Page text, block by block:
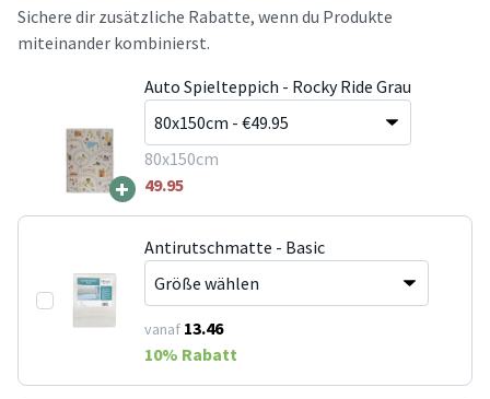
Sichere dir zusätzliche Rabatte, wenn du Produkte
miteinander kombinierst.
+
Auto Spielteppich - Rocky Ride Grau
80x150cm
49.95
Antirutschmatte - Basic
vanaf 13.46
10% Rabatt